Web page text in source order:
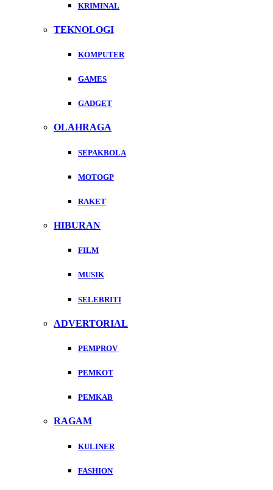
KRIMINAL
TEKNOLOGI
KOMPUTER
GAMES
GADGET
OLAHRAGA
SEPAKBOLA
MOTOGP
RAKET
HIBURAN
FILM
MUSIK
SELEBRITI
ADVERTORIAL
PEMPROV
PEMKOT
PEMKAB
RAGAM
KULINER
FASHION